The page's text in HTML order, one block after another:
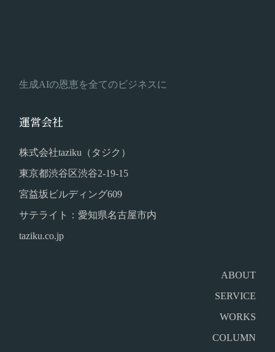
生成AIの恩恵を全てのビジネスに
運営会社
株式会社taziku（タジク）
東京都渋谷区渋谷2-19-15
宮益坂ビルディング609
サテライト：愛知県名古屋市内
taziku.co.jp
ABOUT
SERVICE
WORKS
COLUMN